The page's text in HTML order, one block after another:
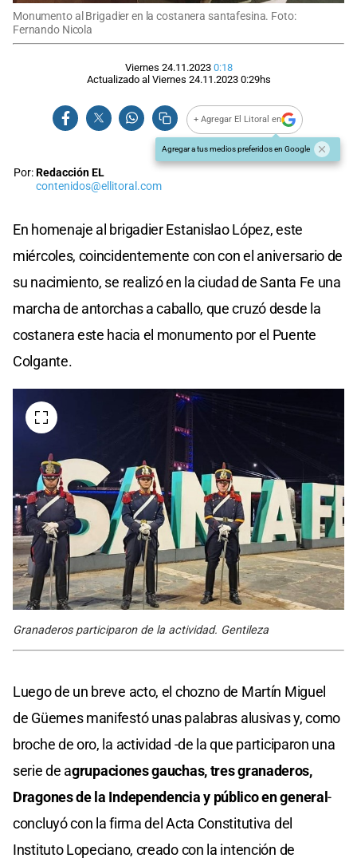
Monumento al Brigadier en la costanera santafesina. Foto:
Fernando Nicola
Viernes 24.11.2023 0:18
Actualizado al Viernes 24.11.2023 0:29hs
+ Agregar El Litoral en
Agregar a tus medios preferidos en Google
Por:Redacción EL
contenidos@ellitoral.com
En homenaje al brigadier Estanislao López, este
miércoles, coincidentemente con con el aniversario de
su nacimiento, se realizó en la ciudad de Santa Fe una
marcha de antorchas a caballo, que cruzó desde la
costanera este hacia el monumento por el Puente
Colgante.
Granaderos participaron de la actividad. Gentileza
Luego de un breve acto, el chozno de Martín Miguel
de Güemes manifestó unas palabras alusivas y, como
broche de oro, la actividad -de la que participaron una
serie de agrupaciones gauchas, tres granaderos,
Dragones de la Independencia y público en general-
concluyó con la firma del Acta Constitutiva del
Instituto Lopeciano, creado con la intención de